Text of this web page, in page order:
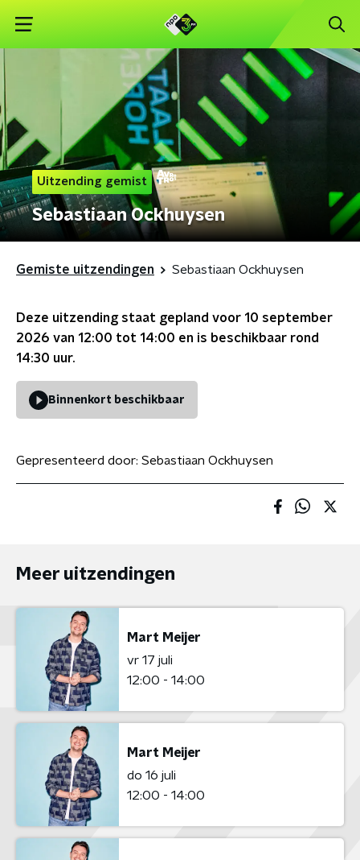
Uitzending gemist
Sebastiaan Ockhuysen
Gemiste uitzendingen Sebastiaan Ockhuysen
Deze uitzending staat gepland voor 10 september
2026 van 12:00 tot 14:00 en is beschikbaar rond
14:30 uur.
Binnenkort beschikbaar
Gepresenteerd door: Sebastiaan Ockhuysen
Meer uitzendingen
Mart Meijer
vr 17 juli
12:00 - 14:00
Mart Meijer
do 16 juli
12:00 - 14:00